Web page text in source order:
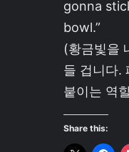
gonna
bowl.”
(황금빛을
들 겁니다.
붙이는 역
Share this: